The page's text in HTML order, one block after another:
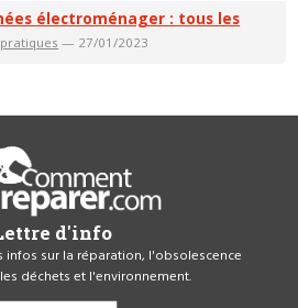
électroménager : tous les
— 27/01/2023
d'info
infos sur la réparation, l'obsolescence
déchets et l'environnement.